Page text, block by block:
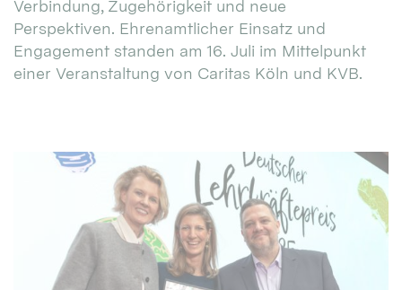
Verbindung, Zugehörigkeit und neue
Perspektiven. Ehrenamtlicher Einsatz und
Engagement standen am 16. Juli im Mittelpunkt
einer Veranstaltung von Caritas Köln und KVB.